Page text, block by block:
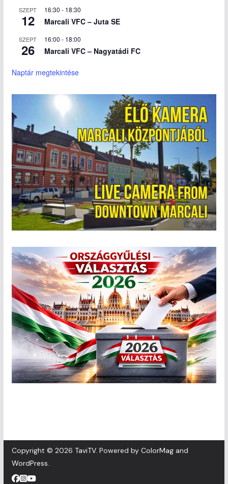
SZEPT
12
16:30 - 18:30
Marcali VFC – Juta SE
SZEPT
26
16:00 - 18:00
Marcali VFC – Nagyatádi FC
Naptár megtekintése
Copyright © 2026 TaviTV. Powered by ColorMagand
WordPress.